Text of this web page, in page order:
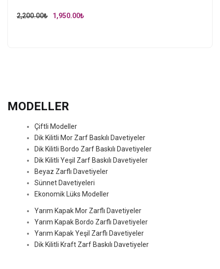
2,200.00₺
Original
1,950.00₺Current
MODELLER
Çiftli Modeller
Dik Kilitli Mor Zarf Baskılı Davetiyeler
Dik Kilitli Bordo Zarf Baskılı Davetiyeler
Dik Kilitli Yeşil Zarf Baskılı Davetiyeler
Beyaz Zarflı Davetiyeler
Sünnet Davetiyeleri
Ekonomik Lüks Modeller
Yarım Kapak Mor Zarflı Davetiyeler
Yarım Kapak Bordo Zarflı Davetiyeler
Yarım Kapak Yeşil Zarflı Davetiyeler
Dik Kilitli Kraft Zarf Baskılı Davetiyeler